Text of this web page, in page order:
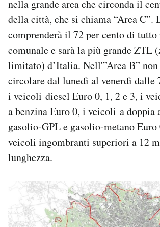
AREA PERSONALE
Area Personale
Notifiche mobile
Regala il Post
Hai bisogno di aiuto?
Esci
nella grande area che circonda il
della città, che si chiama “Area C”.
comprenderà il 72 per cento di
comunale e sarà la più grande ZTL
limitato) d’Italia. Nell'”Area B”
circolare dal lunedì al venerdì dalle
i veicoli diesel Euro 0, 1, 2 e 3, i
a benzina Euro 0, i veicoli a doppia
gasolio-GPL e gasolio-metano Euro
veicoli ingombranti superiori a 12
lunghezza.